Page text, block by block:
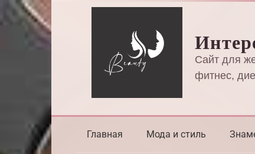
Перейти
к
контенту
Сайт для
фитнес,
Главная Мода и стиль